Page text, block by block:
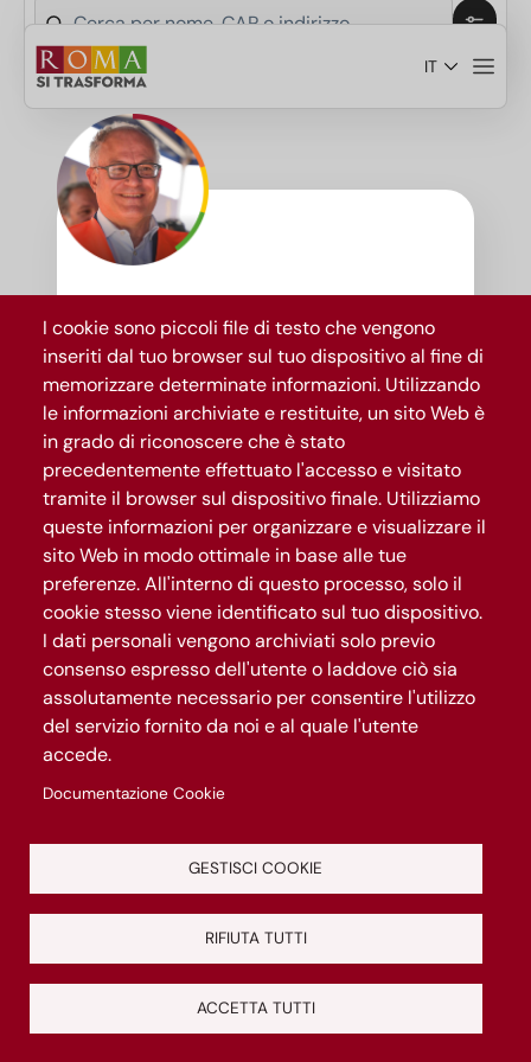
Salta al contenuto principale
IT
Scopri i temi del progetto Roma si trasforma
Romasi
trasforma
La città eterna cambiaper
sempre
Cultura
Puntiamo sulla bellezza, la conoscenza e la
capacità rigenerativa della cultura: un
patrimonio unico e un grande motore di
sviluppo per la città.
Inclusione
Da oltre 2000 anni Roma è città
rendere ancora più giusta, aperta, unita e
Innovazione
Valorizziamo scienza, ricerca e innovazione, da
opportunità, lavoro, benessere per una città
che guardi al futuro.
Scopri di più
I cookie sono piccoli file di testo che vengono
inseriti dal tuo browser sul tuo dispositivo al fine di
memorizzare determinate informazioni. Utilizzando
le informazioni archiviate e restituite, un sito Web è
in grado di riconoscere che è stato
precedentemente effettuato l'accesso e visitato
tramite il browser sul dispositivo finale. Utilizziamo
queste informazioni per organizzare e visualizzare il
sito Web in modo ottimale in base alle tue
preferenze. All'interno di questo processo, solo il
cookie stesso viene identificato sul tuo dispositivo.
I dati personali vengono archiviati solo previo
consenso espresso dell'utente o laddove ciò sia
assolutamente necessario per consentire l'utilizzo
del servizio fornito da noi e al quale l'utente
accede.
Documentazione Cookie
GESTISCI COOKIE
RIFIUTA TUTTI
ACCETTA TUTTI